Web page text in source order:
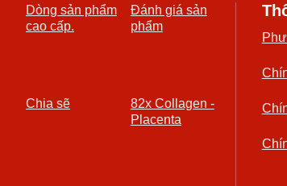
Dòng sản phẩm
cao cấp.
Đánh giá sản
phẩm
Chia sẽ
82x Collagen -
Placenta